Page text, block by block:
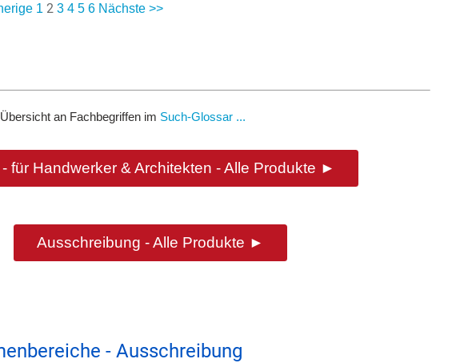
1 2 3 4 5 6 Nächste >>
an Fachbegriffen im Such-Glossar ...
für Handwerker & Architekten - Alle Produkte ►
Ausschreibung - Alle Produkte ►
- Ausschreibung